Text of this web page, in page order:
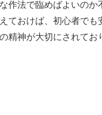
作法で臨めばよいのか
ておけば、初心者で
精神が大切にされてお